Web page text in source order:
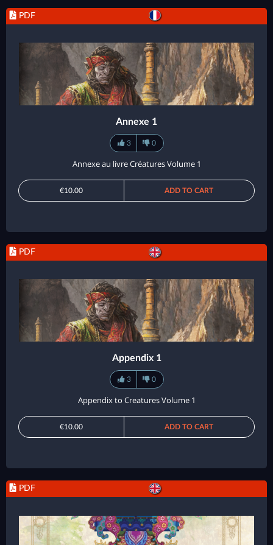
PDF
Annexe 1
3 0
Annexe au livre Créatures Volume 1
€10.00 ADD TO CART
PDF
Appendix 1
3 0
Appendix to Creatures Volume 1
€10.00 ADD TO CART
PDF